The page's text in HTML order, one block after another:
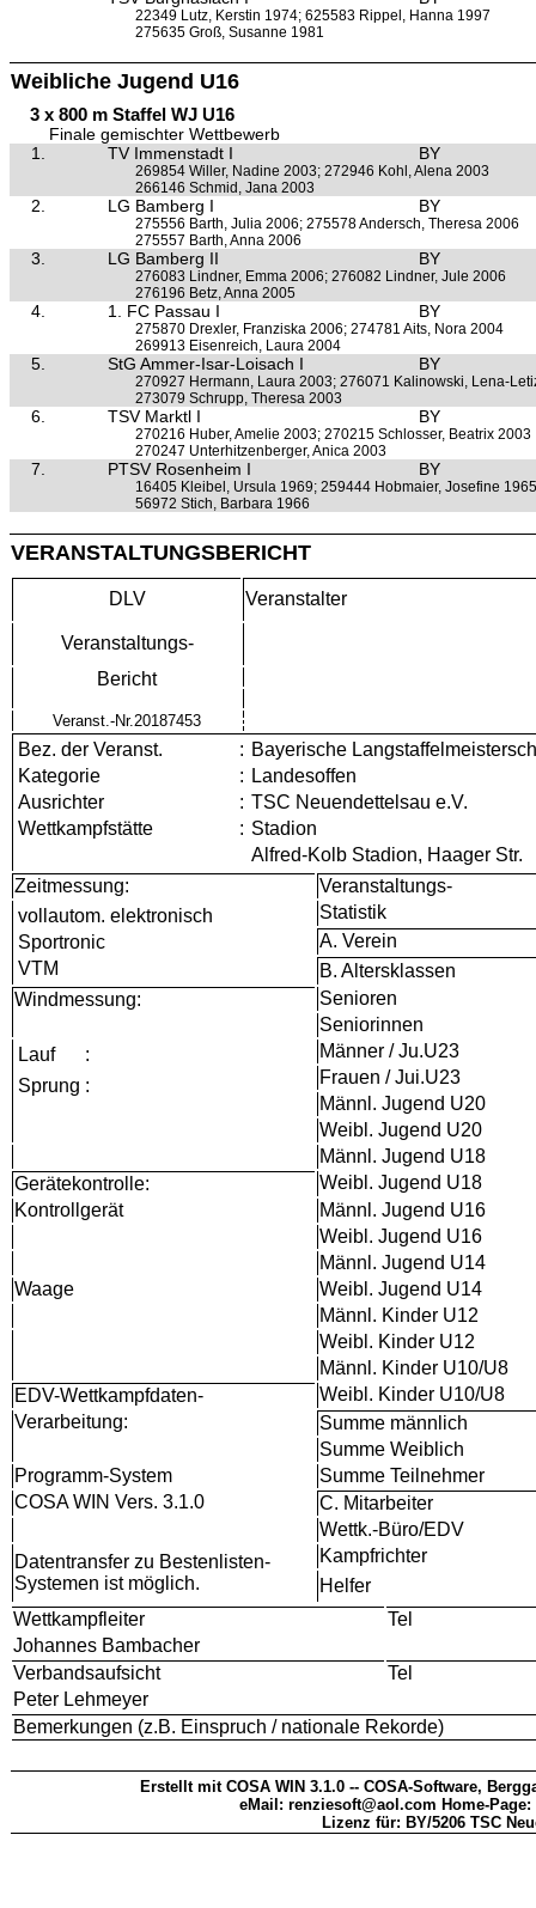
22349 Lutz, Kerstin 1974; 625583 Rippel, Hanna 1997
275635 Groß, Susanne 1981
Weibliche Jugend U16
3 x 800 m Staffel WJ U16
Finale gemischter Wettbewerb
1.
TV Immenstadt I BY
269854 Willer, Nadine 2003; 272946 Kohl, Alena 2003
266146 Schmid, Jana 2003
2. LG Bamberg I BY
275556 Barth, Julia 2006; 275578 Andersch, Theresa 2006
275557 Barth, Anna 2006
3. LG Bamberg II BY
276083 Lindner, Emma 2006; 276082 Lindner, Jule 2006
276196 Betz, Anna 2005
4. 1. FC Passau I BY
275870 Drexler, Franziska 2006; 274781 Aits, Nora 2004
269913 Eisenreich, Laura 2004
5. StG Ammer-Isar-Loisach I BY
270927 Hermann, Laura 2003; 276071 Kalinowski, Lena-
273079 Schrupp, Theresa 2003
6. TSV Marktl I BY
270216 Huber, Amelie 2003; 270215 Schlosser, Beatrix 2003
270247 Unterhitzenberger, Anica 2003
7. PTSV Rosenheim I BY
16405 Kleibel, Ursula 1969; 259444 Hobmaier, Josefine 1965
56972 Stich, Barbara 1966
VERANSTALTUNGSBERICHT
DLV Veranstalter
Veranstaltungs-
Bericht
Veranst.-Nr.20187453
Bez. der Veranst. : Bayerische
Kategorie
: Landesoffen
Ausrichter
: TSC Neuendettelsau e.V.
Wettkampfstätte
: Stadion
Alfred-Kolb Stadion, Haager Str.
Zeitmessung:
Veranstaltungs-
vollautom. elektronisch
Sportronic
VTM
Statistik
A. Verein
B. Altersklassen
Windmessung:
Senioren
Seniorinnen
Lauf
:
Sprung :
Männer / Ju.U23
Frauen / Jui.U23
Männl. Jugend U20
Weibl. Jugend U20
Männl. Jugend U18
Gerätekontrolle:
Weibl. Jugend U18
Kontrollgerät
Männl. Jugend U16
Weibl. Jugend U16
Männl. Jugend U14
Waage
Weibl. Jugend U14
Männl. Kinder U12
Weibl. Kinder U12
Männl. Kinder U10/U8
EDV-Wettkampfdaten-
Weibl. Kinder U10/U8
Verarbeitung:
Summe männlich
Summe Weiblich
Programm-System
Summe Teilnehmer
COSA WIN Vers. 3.1.0
C. Mitarbeiter
Wettk.-Büro/EDV
Datentransfer zu Bestenlisten-
Systemen ist möglich.
Kampfrichter
Helfer
Wettkampfleiter
Tel
Johannes Bambacher
Verbandsaufsicht
Tel
Peter Lehmeyer
Bemerkungen (z.B. Einspruch / nationale Rekorde)
Erstellt mit COSA WIN 3.1.0 -- COSA-Software,
eMail: renziesoft@aol.com Home-Page:
Lizenz für: BY/5206 TSC